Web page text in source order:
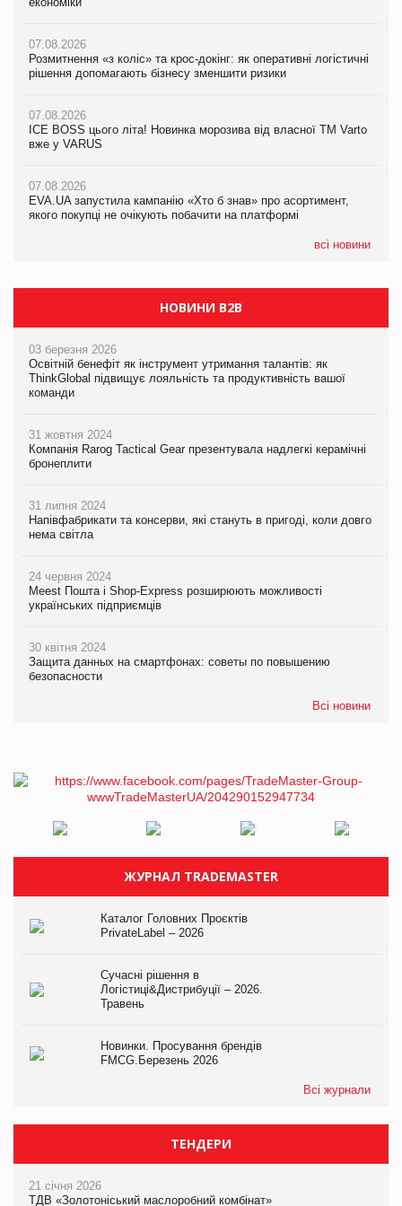
07.08.2026
Розмитнення «з коліс» та крос-докінг: як оперативні логістичні
рішення допомагають бізнесу зменшити ризики
07.08.2026
ICE BOSS цього літа! Новинка морозива від власної ТМ Varto
вже у VARUS
07.08.2026
EVA.UA запустила кампанію «Хто б знав» про асортимент,
якого покупці не очікують побачити на платформі
всі новини
07.08.2026
Kraft Heinz скоротила збиток у першому півріччі
Продажі Hugo Boss впали на 9%
07.08.2026
Kraft Heinz скоротила збиток у першому півріччі
Продажі Hugo Boss впали на 9%
НОВИНИ B2B
03 березня 2026
Освітній бенефіт як інструмент утримання талантів: як
ThinkGlobal підвищує лояльність та продуктивність вашої
команди
31 жовтня 2024
Компанія Rarog Tactical Gear презентувала надлегкі керамічні
бронеплити
31 липня 2024
Напівфабрикати та консерви, які стануть в пригоді, коли довго
нема світла
24 червня 2024
Meest Пошта і Shop-Express розширюють можливості
українських підприємців
30 квітня 2024
Защита данных на смартфонах: советы по повышению
безопасности
Всі новини
ЖУРНАЛ TRADEMASTER
Каталог Головних Проєктів
PrivateLabel – 2026
Сучасні рішення в
Логістиці&Дистрибуції – 2026.
Травень
Новинки. Просування брендів
FMCG.Березень 2026
Всі журнали
ТЕНДЕРИ
21 січня 2026
ТДВ «Золотоніський маслоробний комбінат»